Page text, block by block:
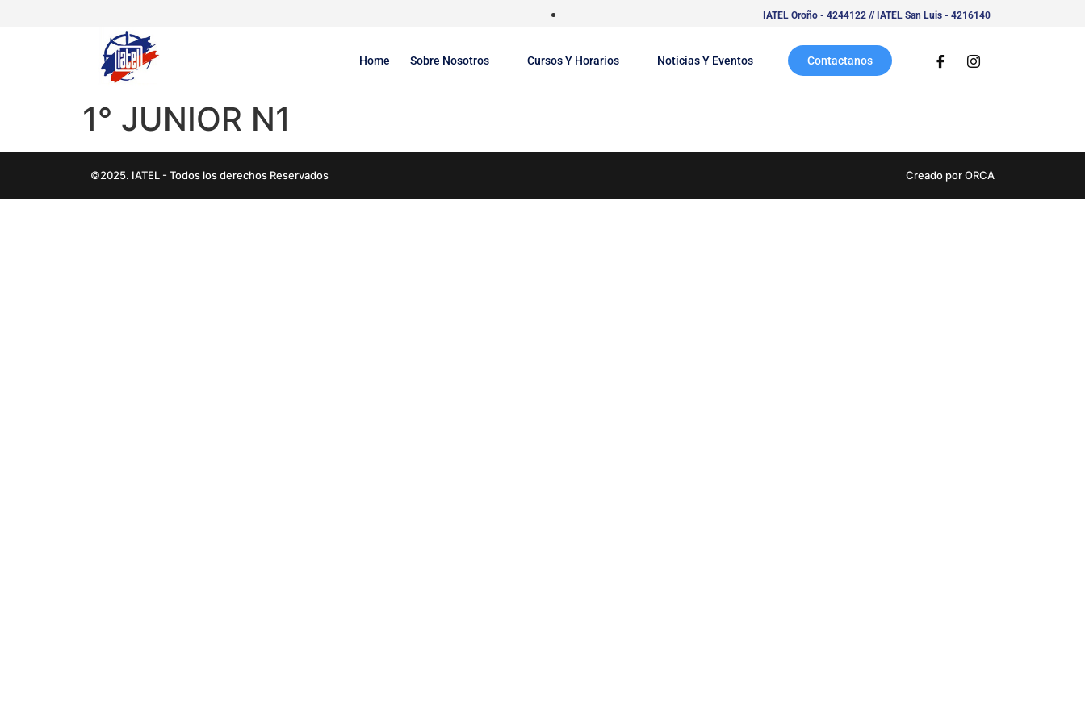
IATEL Oroño - 4244122 // IATEL San Luis - 4216140
Home Sobre Nosotros Cursos Y Horarios Noticias Y Eventos Contactanos
1° JUNIOR N1
©2025. IATEL - Todos los derechos Reservados Creado por ORCA